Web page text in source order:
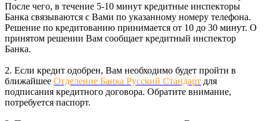
После чего, в течение 5-10 минут кредитные инспекторы
Банка связываются с Вами по указанному номеру телефона.
Решение по кредитованию принимается от 10 до 30 минут. О
принятом решении Вам сообщает кредитный инспектор
Банка.
2. Если кредит одобрен, Вам необходимо будет пройти в
ближайшее Отделение Банка Русский Стандарт для
подписания кредитного договора. Обратите внимание,
потребуется паспорт.